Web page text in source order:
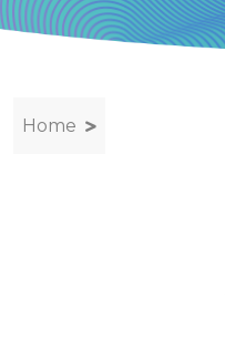
Home